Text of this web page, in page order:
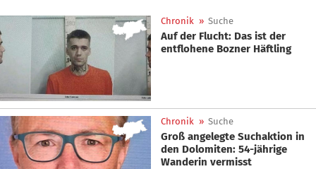
Chronik » Suche
Auf der Flucht: Das ist der
entflohene Bozner Häftling
Chronik » Suche
Groß angelegte Suchaktion in
den Dolomiten: 54-jährige
Wanderin vermisst